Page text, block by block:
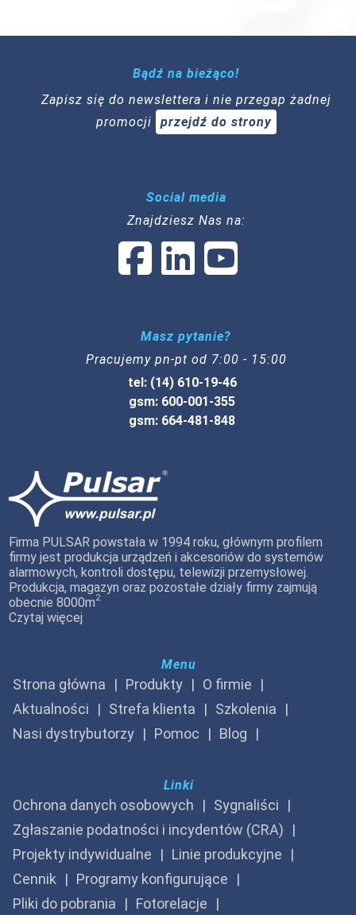
Bądź na bieżąco!
Zapisz się do newslettera i nie przegap żadnej
promocji
przejdź do strony
Social media
Znajdziesz Nas na:
Masz pytanie?
Pracujemy pn-pt od 7:00 - 15:00
tel: (14) 610-19-46
gsm: 600-001-355
gsm: 664-481-848
Firma PULSAR powstała w 1994 roku, głównym profilem
firmy jest produkcja urządzeń i akcesoriów do systemów
alarmowych, kontroli dostępu, telewizji przemysłowej.
Produkcja, magazyn oraz pozostałe działy firmy zajmują
obecnie 8000m2
Czytaj więcej
Menu
Strona główna Produkty
O firmie
Aktualności
Strefa klienta
Szkolenia
Nasi dystrybutorzy
Pomoc Blog
Linki
Ochrona danych osobowych
Sygnaliści
Zgłaszanie podatności i incydentów (CRA)
Projekty indywidualne
Linie produkcyjne
Cennik
Programy konfigurujące
Pliki do pobrania
Fotorelacje